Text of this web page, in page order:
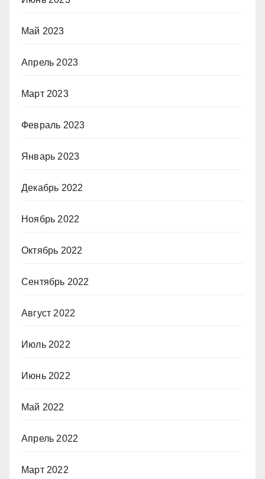
Май 2023
Апрель 2023
Март 2023
Февраль 2023
Январь 2023
Декабрь 2022
Ноябрь 2022
Октябрь 2022
Сентябрь 2022
Август 2022
Июль 2022
Июнь 2022
Май 2022
Апрель 2022
Март 2022